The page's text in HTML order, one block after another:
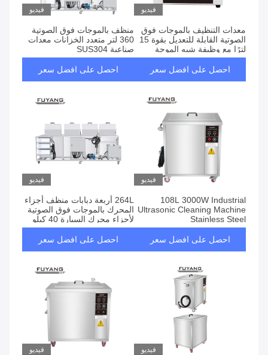
فيديو
معدات التنظيف بالموجات فوق
الصوتية القابلة للتعديل بقوة 15
لترًا مع وظيفة شبه الموجة
احصل على افضل سعر
فيديو
منظف ​​بالموجات فوق الصوتية
360 لتر متعدد الخزانات معدات
صناعية SUS304
احصل على افضل سعر
فيديو
108L 3000W Industrial
Ultrasonic Cleaning Machine
Stainless Steel
احصل على افضل سعر
فيديو
264L أربعة دبابات منظف أجزاء
المحرك بالموجات فوق الصوتية
لأجزاء محرك السيارة 40 كيلو
هرتز
احصل على افضل سعر
فيديو فيديو